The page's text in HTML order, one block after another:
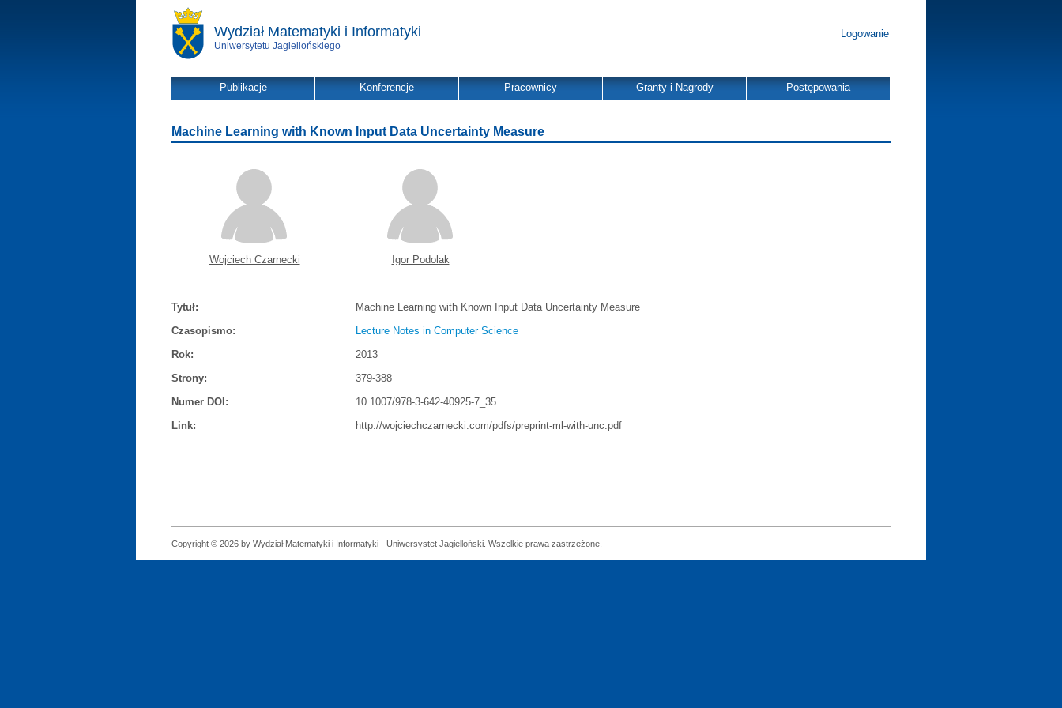
Wydział Matematyki i Informatyki
Uniwersytetu Jagiellońskiego
Logowanie
Publikacje Konferencje Pracownicy Granty i Nagrody Postępowania
Machine Learning with Known Input Data Uncertainty Measure
Wojciech Czarnecki Igor Podolak
Tytuł:
Machine Learning with Known Input Data Uncertainty Measure
Czasopismo:
Lecture Notes in Computer Science
Rok:
2013
Strony:
379-388
Numer DOI:
10.1007/978-3-642-40925-7_35
Link:
http://wojciechczarnecki.com/pdfs/preprint-ml-with-unc.pdf
Copyright © 2026 by Wydział Matematyki i Informatyki - Uniwersystet Jagielloński. Wszelkie prawa zastrzeżone.